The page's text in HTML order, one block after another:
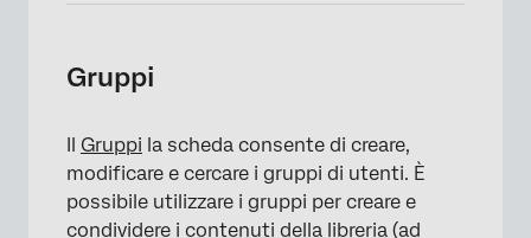
Gruppi
Gruppi la scheda consente di creare,
modificare e cercare i gruppi di utenti. È
possibile utilizzare i gruppi per creare e
condividere i contenuti della libreria (ad